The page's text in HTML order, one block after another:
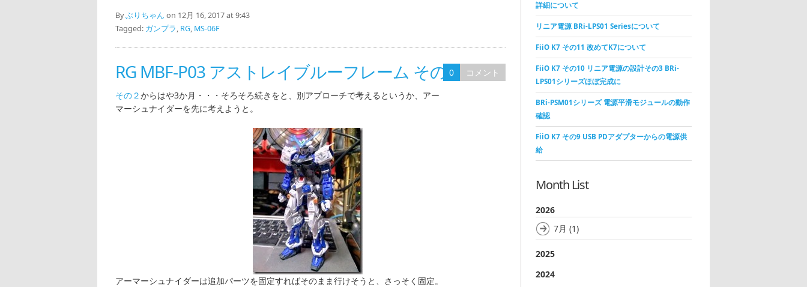
Byぶりちゃん on 12月 16, 2017 at 9:43
Tagged: ガンプラ, RG, MS-06F
RG MBF-P03 アストレイブルーフレーム その3
0
コメント
その２からはや3か月・・・そろそろ続きをと、別アプローチで考えるというか、アー
マーシュナイダーを先に考えようと。
アーマーシュナイダーは追加パーツを固定すればそのまま行けそうと、さっそく固定。
詳細について
リニア電源 BRi-LPS01 Seriesについて
FiiO K7 その11 改めてK7について
FiiO K7 その10 リニア電源の設計その3 BRi-
LPS01シリーズほぼ完成に
BRi-PSM01シリーズ 電源平滑モジュールの動作
確認
FiiO K7 その9 USB PDアダプターからの電源供
給
Month List
2026
7月 (1)
2025
2024